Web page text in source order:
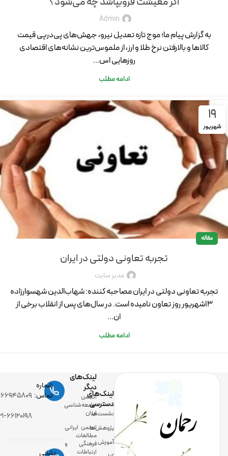
Admin
به گزارش پیام ما؛ موج تازه تعدیل نیرو، جهش‌های پی‌درپی قیمت
کالاها و بالارفتن نرخ طلا و ارز، از ملموس‌ترین نشانه‌های اقتصادی
روزهایی اس...
ادامه مطلب
19
شهریور
مقاله
تجربه تعاونی دولتی در ایران
مدیر سایت
تجربه تعاونی دولتی در ایران مصاحبه کننده: شهاب‌الدین شهسوارزاده
13شهریور روز تعاون نامیده است. در سال‌های پس از انقلاب برخی از
ان...
ادامه مطلب
رحمان
لینک‌های
دسترسی
نشست‌ها
پژوهش‌ها
آموزش
لینک‌های
دیگر
انجمن
جامعه‌شناسی
ایران
انجمن ایرانی
مطالعات
فرهنگی و
ارتباطات
شماره
تماس: ۰۲۱-
۰۲۱-
نشانی